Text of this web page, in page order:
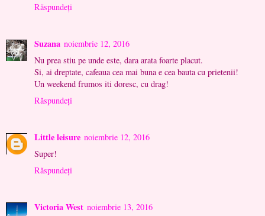
Răspundeți
Suzana noiembrie 12, 2016
Nu prea stiu pe unde este, dara arata foarte placut.
Si, ai dreptate, cafeaua cea mai buna e cea bauta cu prietenii!
Un weekend frumos iti doresc, cu drag!
Răspundeți
Little leisure noiembrie 12, 2016
Super!
Răspundeți
Victoria West noiembrie 13, 2016